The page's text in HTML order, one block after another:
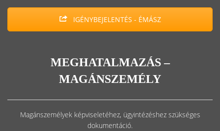
IGÉNYBEJELENTÉS - ÉMÁSZ
MEGHATALMAZÁS –
MAGÁNSZEMÉLY
Magánszemélyek képviseletéhez, ügyintézéshez szükséges
dokumentáció.